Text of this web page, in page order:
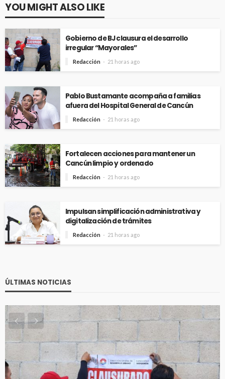
YOU MIGHT ALSO LIKE
Gobierno de BJ clausura el desarrollo
irregular “Mayorales”
Redacción 21 horas ago
Pablo Bustamante acompaña a familias
afuera del Hospital General de Cancún
Redacción 21 horas ago
Fortalecen acciones para mantener un
Cancún limpio y ordenado
Redacción 21 horas ago
Impulsan simplificación administrativa y
digitalización de trámites
Redacción 21 horas ago
ÚLTIMAS NOTICIAS